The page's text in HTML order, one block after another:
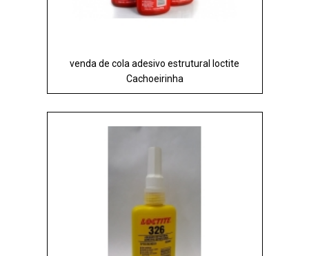
venda de cola adesivo estrutural loctite
Cachoeirinha